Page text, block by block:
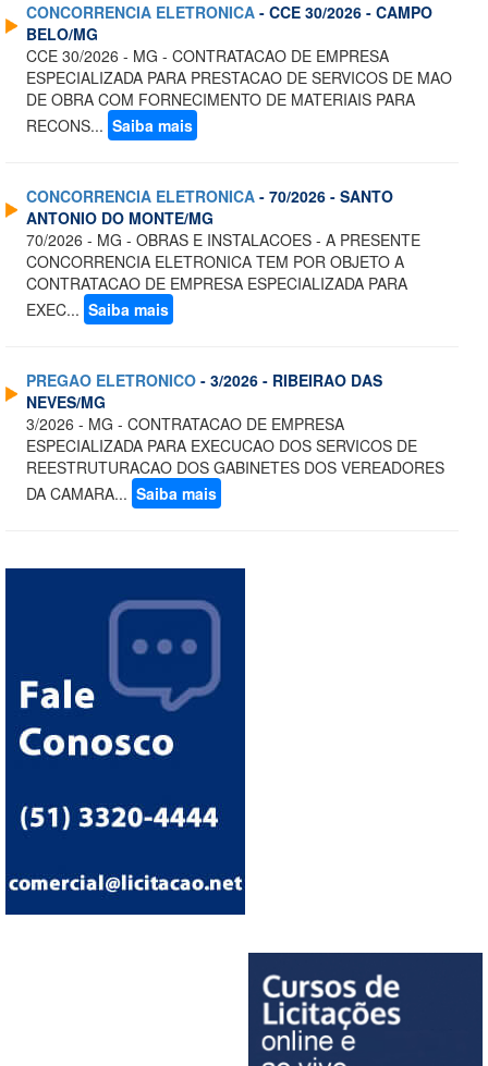
CONCORRENCIA ELETRONICA - CCE 30/2026 - CAMPO
BELO/MG
CCE 30/2026 - MG - CONTRATACAO DE EMPRESA
ESPECIALIZADA PARA PRESTACAO DE SERVICOS DE MAO
DE OBRA COM FORNECIMENTO DE MATERIAIS PARA
RECONS... Saiba mais
CONCORRENCIA ELETRONICA - 70/2026 - SANTO
ANTONIO DO MONTE/MG
70/2026 - MG - OBRAS E INSTALACOES - A PRESENTE
CONCORRENCIA ELETRONICA TEM POR OBJETO A
CONTRATACAO DE EMPRESA ESPECIALIZADA PARA
EXEC... Saiba mais
PREGAO ELETRONICO - 3/2026 - RIBEIRAO DAS
NEVES/MG
3/2026 - MG - CONTRATACAO DE EMPRESA
ESPECIALIZADA PARA EXECUCAO DOS SERVICOS DE
REESTRUTURACAO DOS GABINETES DOS VEREADORES
DA CAMARA... Saiba mais